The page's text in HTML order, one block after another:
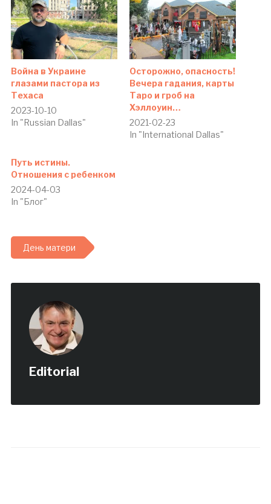
Война в Украине
глазами пастора из
Техаса
2023-10-10
In "Russian Dallas"
Осторожно, опасность!
Вечера гадания, карты
Таро и гроб на
Хэллоуин…
2021-02-23
In "International Dallas"
Путь истины.
Отношения с ребенком
2024-04-03
In "Блог"
День матери
Editorial